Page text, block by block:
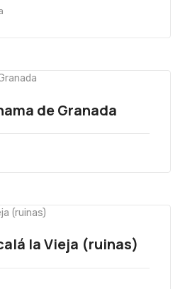
de Granada
la Vieja (ruinas)